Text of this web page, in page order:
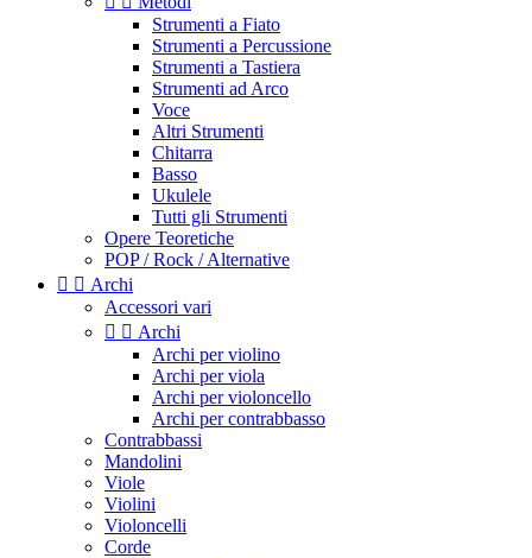
Strumenti a Fiato
Strumenti a Percussione
Strumenti a Tastiera
Strumenti ad Arco
Voce
Altri Strumenti
Chitarra
Basso
Ukulele
Tutti gli Strumenti
Opere Teoretiche
POP / Rock / Alternative
  Archi
Accessori vari
  Archi
Archi per violino
Archi per viola
Archi per violoncello
Archi per contrabbasso
Contrabbassi
Mandolini
Viole
Violini
Violoncelli
Corde